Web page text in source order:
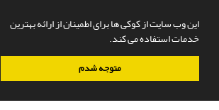
این وب سایت از کوکی ها برای اطمینان از ارائه بهترین
خدمات استفاده می کند.
متوجه شدم
سامانه مدیریت نشریات علمی.طراحی و پیاده سازی از